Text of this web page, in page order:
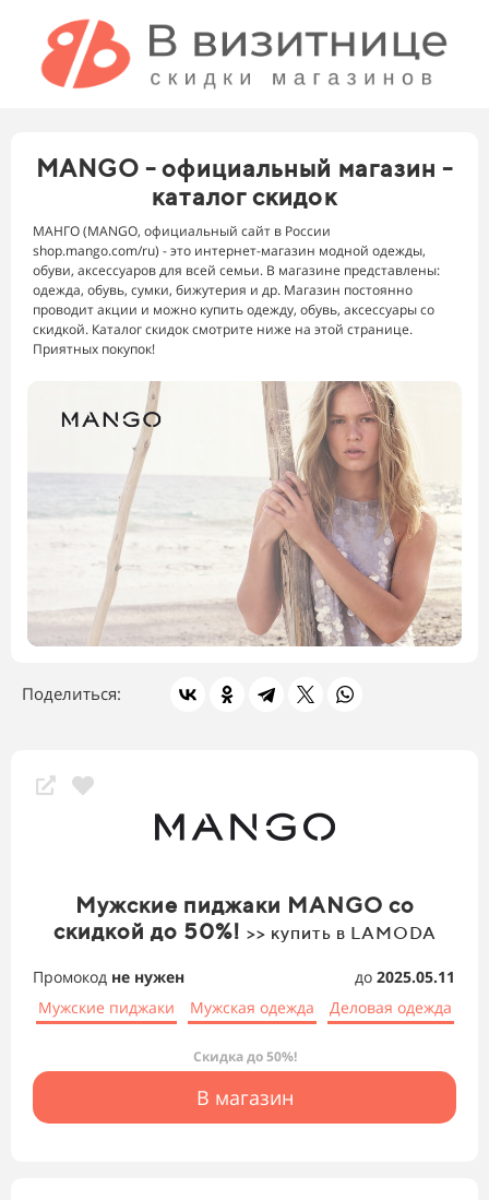
MANGO - официальный магазин -
каталог скидок
МАНГО (MANGO, официальный сайт в России
shop.mango.com/ru) - это интернет-магазин модной одежды,
обуви, аксессуаров для всей семьи. В магазине представлены:
одежда, обувь, сумки, бижутерия и др. Магазин постоянно
проводит акции и можно купить одежду, обувь, аксессуары со
скидкой. Каталог скидок смотрите ниже на этой странице.
Приятных покупок!
Скидки магазина
Поделиться:
Мужские пиджаки MANGO со
скидкой до 50%! >> купить в LAMODA
Промокод не нужен до 2025.05.11
Мужские пиджаки
Мужская одежда Деловая одежда
Скидка до 50%!
В магазин